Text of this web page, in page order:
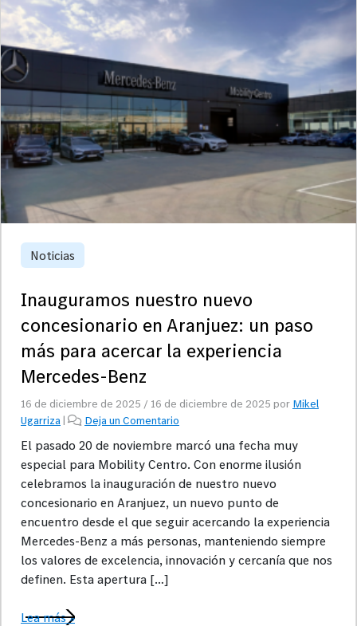
Noticias
Inauguramos nuestro nuevo
concesionario en Aranjuez: un paso
más para acercar la experiencia
Mercedes-Benz
16 de diciembre de 2025 / 16 de diciembre de 2025 por Mikel
Ugarriza| Deja un Comentario
El pasado 20 de noviembre marcó una fecha muy
especial para Mobility Centro. Con enorme ilusión
celebramos la inauguración de nuestro nuevo
concesionario en Aranjuez, un nuevo punto de
encuentro desde el que seguir acercando la experiencia
Mercedes-Benz a más personas, manteniendo siempre
los valores de excelencia, innovación y cercanía que nos
definen. Esta apertura […]
Lea más »